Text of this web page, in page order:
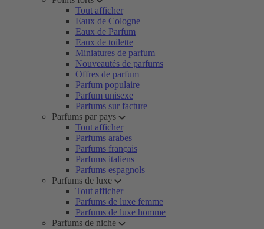
Tout afficher
Eaux de Cologne
Eaux de Parfum
Eaux de toilette
Miniatures de parfum
Nouveautés de parfums
Offres de parfum
Parfum populaire
Parfum unisexe
Parfums sur facture
Parfums par pays
Tout afficher
Parfums arabes
Parfums français
Parfums italiens
Parfums espagnols
Parfums de luxe
Tout afficher
Parfums de luxe femme
Parfums de luxe homme
Parfums de niche